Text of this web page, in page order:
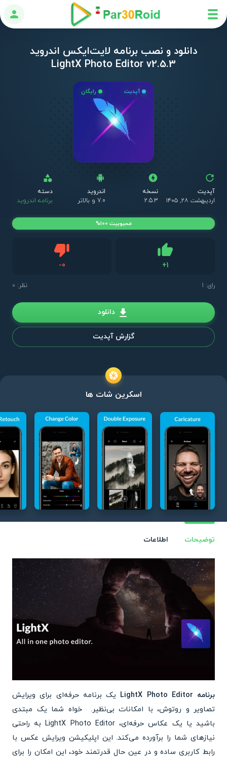
ورود
دانلود و نصب برنامه لایت‌ایکس اندروید
LightX Photo Editor v2.5.3
آپدیت رایگان
آپدیت
اردیبهشت ۲۸, ۱۴۰۵
نسخه
2.5.3
اندروید
7.0 و بالاتر
دسته
برنامه اندروید
+1
-0دیس لایک
رای: 1 نظر: 0
محبوبیت 100%
دانلود
گزارش آپدیت
اسکرین شات ها
توضیحات اطلاعات
برنامه LightX Photo Editor
یک برنامه حرفه‌ای برای ویرایش
تصاویر و روتوش، با امکانات بی‌نظیر. خواه شما یک مبتدی
باشید یا یک عکاس حرفه‌ای،LightX Photo Editorبه راحتی
نیازهای شما را برآورده می‌کند. این اپلیکیشن ویرایش عکس با
رابط کاربری ساده و در عین حال قدرتمند خود، این امکان را برای